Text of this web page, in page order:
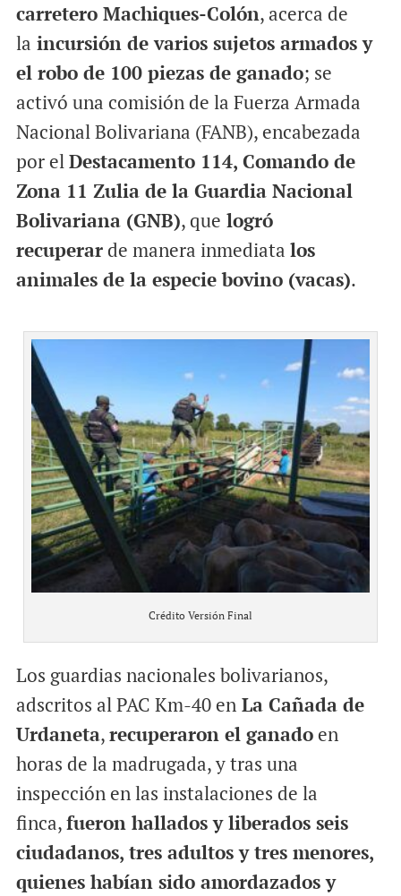
carretero Machiques-Colón, acerca de
la incursión de varios sujetos armados y
el robo de 100 piezas de ganado; se
activó una comisión de la Fuerza Armada
Nacional Bolivariana (FANB), encabezada
por elDestacamento 114, Comando de
Zona 11 Zulia de la Guardia Nacional
Bolivariana (GNB), que logró
recuperarde manera inmediata los
animales de la especie bovino (vacas).
Crédito Versión Final
Los guardias nacionales bolivarianos,
adscritos al PAC Km-40 enLa Cañada de
Urdaneta,recuperaron el ganadoen
horas de la madrugada, y tras una
inspección en las instalaciones de la
finca,fueron hallados y liberados seis
ciudadanos, tres adultos y tres menores,
quienes habían sido amordazados y